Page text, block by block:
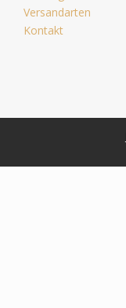
Versandarten
Kontakt